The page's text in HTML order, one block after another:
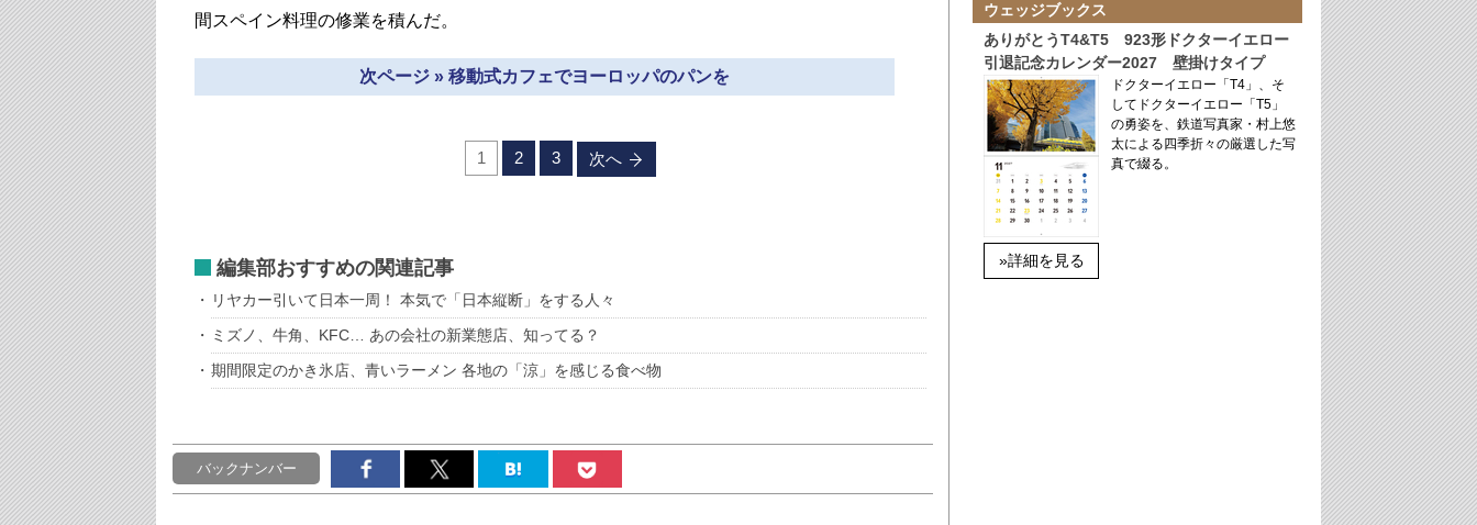
間スペイン料理の修業を積んだ。
次ページ » 移動式カフェでヨーロッパのパンを
1 2 3 次へ
編集部おすすめの関連記事
リヤカー引いて日本一周！ 本気で「日本縦断」をする人々
ミズノ、牛角、KFC… あの会社の新業態店、知ってる？
期間限定のかき氷店、青いラーメン 各地の「涼」を感じる食べ物
バックナンバー
ウェッジブックス
ありがとうT4&T5 923形ドクターイエロー
引退記念カレンダー2027 壁掛けタイプ
»詳細を見る
ドクターイエロー「T4」、そ
してドクターイエロー「T5」
の勇姿を、鉄道写真家・村上悠
太による四季折々の厳選した写
真で綴る。